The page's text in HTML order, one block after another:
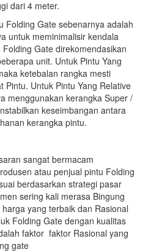
dari 4 meter.
Folding Gate sebenarnya adalah
untuk meminimalisir kendala
Gate direkomendasikan
unit. Untuk Pintu Yang
ketebalan rangka mesti
Pintu. Untuk Pintu Yang Relative
menggunakan kerangka Super /
keseimbangan antara
kerangka pintu.
sangat bermacam
atau penjual pintu Folding
berdasarkan strategi pasar
sering kali merasa Bingung
yang terbaik dan Rasional
Folding Gate dengan kualitas
faktor faktor Rasional yang
gate